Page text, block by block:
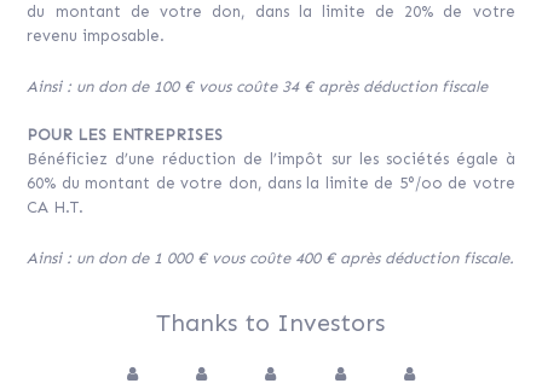
du montant de votre don, dans la limite de 20% de votre
revenu imposable.
Ainsi : un don de 100 € vous coûte 34 € après déduction fiscale
POUR LES ENTREPRISES
Bénéficiez d’une réduction de l’impôt sur les sociétés égale à
60% du montant de votre don, dans la limite de 5°/oo de votre
CA H.T.
Ainsi : un don de 1 000 € vous coûte 400 € après déduction fiscale.
Thanks to Investors